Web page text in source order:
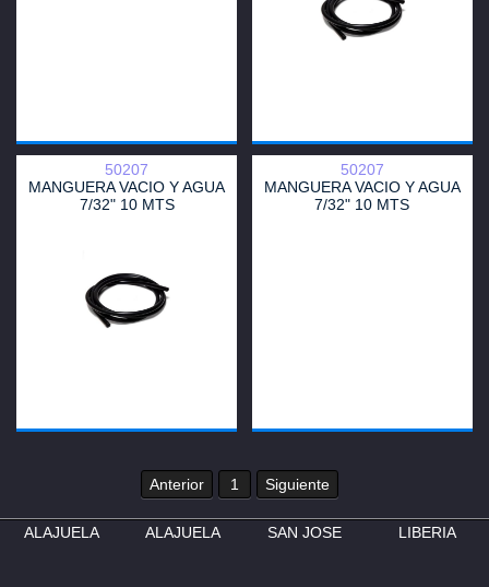
50207
MANGUERA VACIO Y AGUA
7/32" 10 MTS
50207
MANGUERA VACIO Y AGUA
7/32" 10 MTS
Anterior 1 Siguiente
ALAJUELA ALAJUELA SAN JOSE LIBERIA